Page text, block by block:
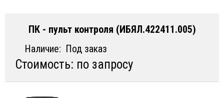
НОВОСТИ
ДОСТАВКА И ОПЛАТА
ПК - пульт контроля (ИБЯЛ.422411.005)
Наличие: Под заказ
Стоимость: по запросу